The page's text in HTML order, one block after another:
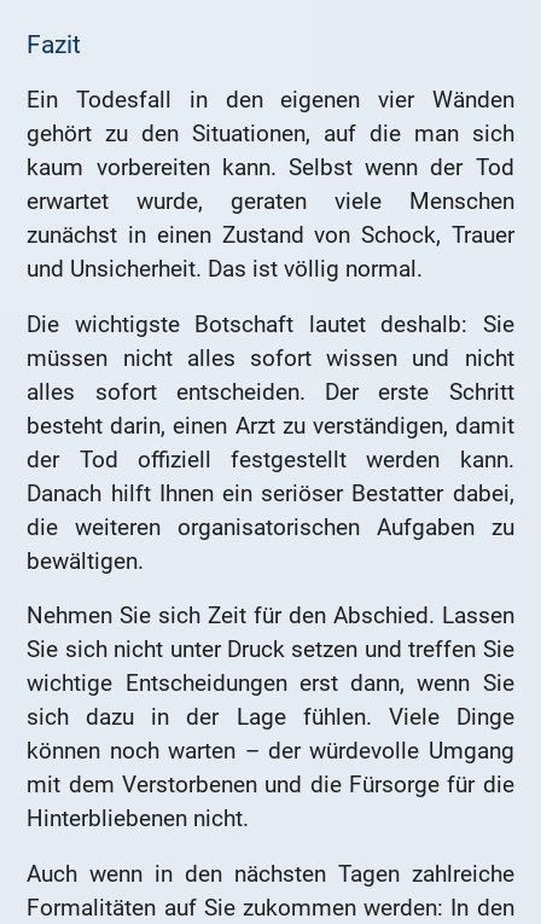
Fazit
Ein Todesfall in den eigenen vier Wänden
gehört zu den Situationen, auf die man sich
kaum vorbereiten kann. Selbst wenn der Tod
erwartet wurde, geraten viele Menschen
zunächst in einen Zustand von Schock, Trauer
und Unsicherheit. Das ist völlig normal.
Die wichtigste Botschaft lautet deshalb: Sie
müssen nicht alles sofort wissen und nicht
alles sofort entscheiden. Der erste Schritt
besteht darin, einen Arzt zu verständigen, damit
der Tod offiziell festgestellt werden kann.
Danach hilft Ihnen ein seriöser Bestatter dabei,
die weiteren organisatorischen Aufgaben zu
bewältigen.
Nehmen Sie sich Zeit für den Abschied. Lassen
Sie sich nicht unter Druck setzen und treffen Sie
wichtige Entscheidungen erst dann, wenn Sie
sich dazu in der Lage fühlen. Viele Dinge
können noch warten – der würdevolle Umgang
mit dem Verstorbenen und die Fürsorge für die
Hinterbliebenen nicht.
Auch wenn in den nächsten Tagen zahlreiche
Formalitäten auf Sie zukommen werden: In den